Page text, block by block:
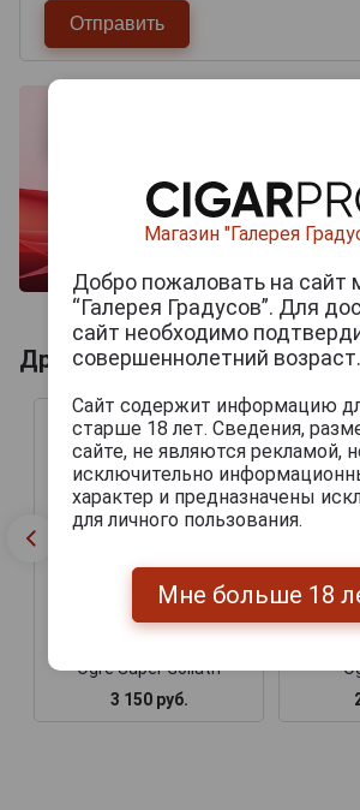
Другие продукты бренда
Ogre Super Goliath
3 150 руб.
Магазин "Галерея
Добро пожаловать на сайт
“Галерея Градусов”. Для
сайт необходимо
совершеннолетний возраст.
Сайт содержит информацию
старше 18 лет. Сведения,
сайте, не являются рекламой,
исключительно
характер и предназначены
для личного пользования.
Мне больше 18